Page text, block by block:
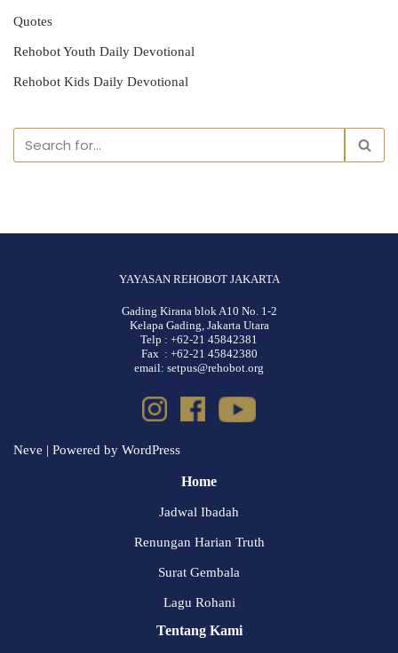
Quotes
Rehobot Youth Daily Devotional
Rehobot Kids Daily Devotional
YAYASAN REHOBOT JAKARTA
Gading Kirana blok A10 No. 1-2
Kelapa Gading, Jakarta Utara
Telp : +62-21 45842381
Fax : +62-21 45842380
email: setpus@rehobot.org
Neve | Powered by WordPress
Home
Jadwal Ibadah
Renungan Harian Truth
Surat Gembala
Lagu Rohani
Tentang Kami